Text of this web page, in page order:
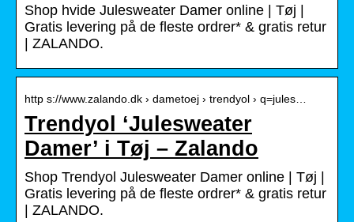
Shop hvide Julesweater Damer online | Tøj |
Gratis levering på de fleste ordrer* & gratis retur
| ZALANDO.
http s://www.zalando.dk › dametoej › trendyol › q=jules…
Trendyol ‘Julesweater
Damer’ i Tøj – Zalando
Shop Trendyol Julesweater Damer online | Tøj |
Gratis levering på de fleste ordrer* & gratis retur
| ZALANDO.